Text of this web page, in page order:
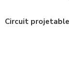
Circuit projetable